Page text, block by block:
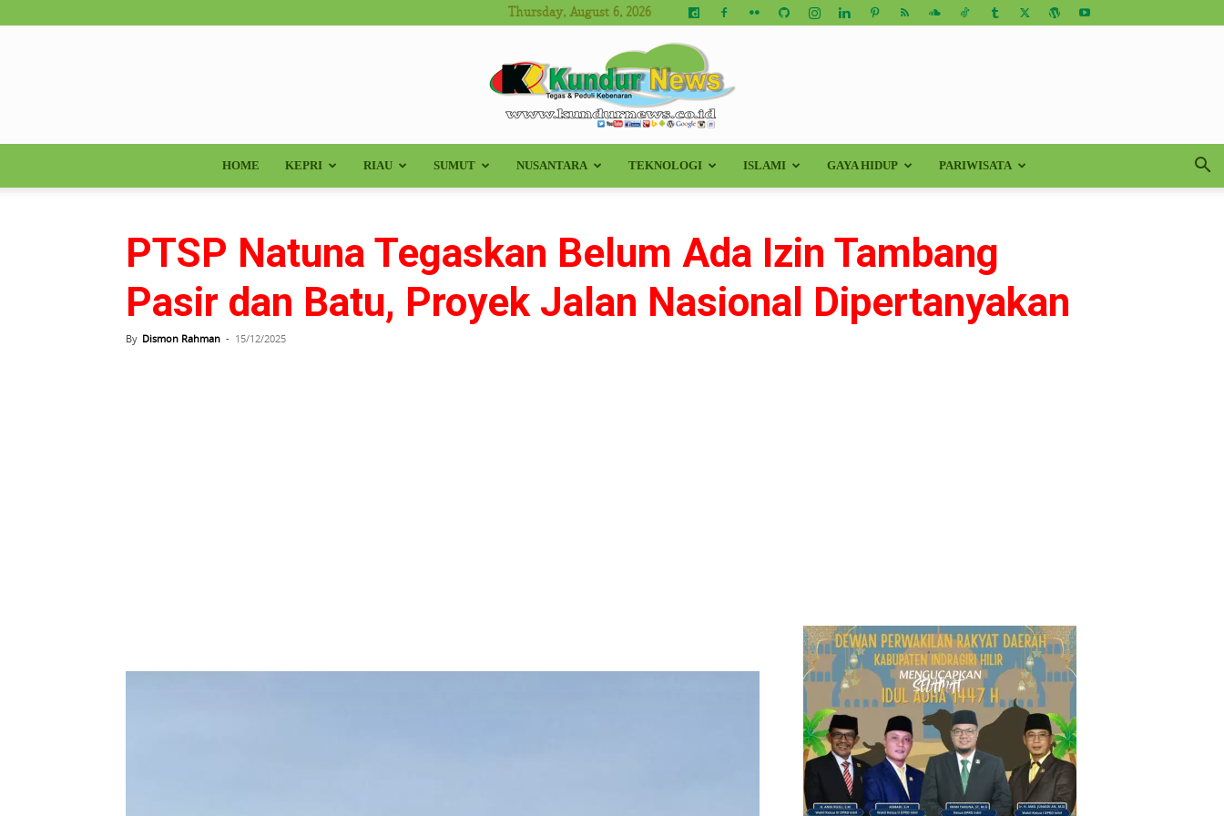
Thursday, August 6, 2026
Kundur
News
HOME KEPRI RIAU SUMUT NUSANTARA TEKNOLOGI ISLAMI GAYA HIDUP PARIWISATA
PTSP Natuna Tegaskan Belum Ada Izin Tambang
Pasir dan Batu, Proyek Jalan Nasional Dipertanyakan
By Dismon Rahman - 15/12/2025